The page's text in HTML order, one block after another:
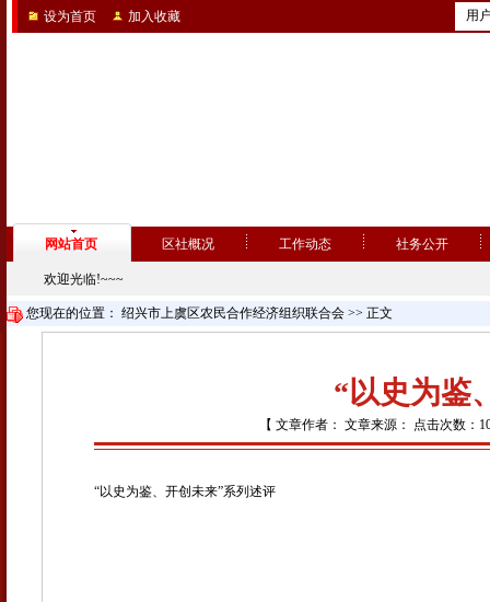
设为首页 加入收藏 用
网站首页 区社概况 工作动态 社务公开
欢迎光临!~~~
您现在的位置： 绍兴市上虞区农民合作经济组织联合会 >> 正文
“以史为鉴
【 文章作者： 文章来源： 点击次数
“以史为鉴、开创未来”系列述评